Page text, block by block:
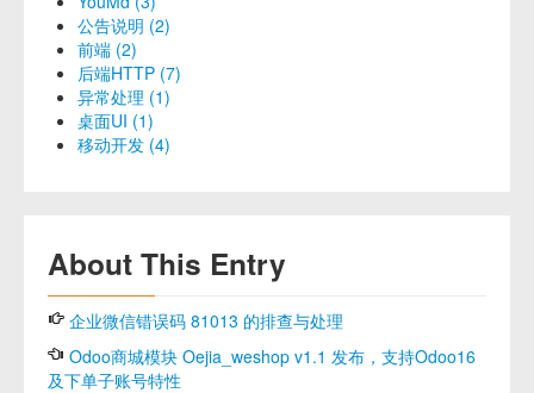
公告说明 (2)
前端 (2)
后端HTTP (7)
异常处理 (1)
桌面UI (1)
移动开发 (4)
About This Entry
企业微信错误码 81013 的排查与处理
Odoo商城模块 Oejia_weshop v1.1 发布，支持Odoo16
及下单子账号特性